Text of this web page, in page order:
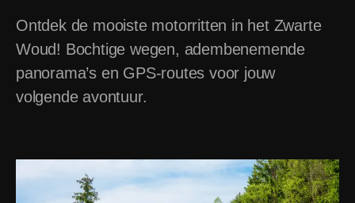
Ontdek de mooiste motorritten in het Zwarte
Woud! Bochtige wegen, adembenemende
panorama’s en GPS-routes voor jouw
volgende avontuur.